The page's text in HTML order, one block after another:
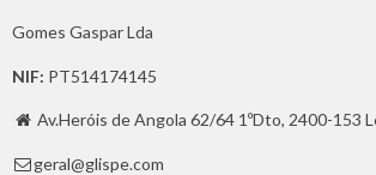
Gomes Gaspar Lda
NIF: PT514174145
 Av.Heróis de Angola 62/64 1ºDto, 2400-153
 geral@glispe.com